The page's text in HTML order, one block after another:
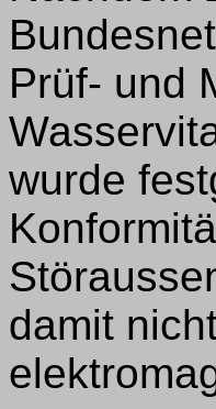
Prüf- und
wurde
damit